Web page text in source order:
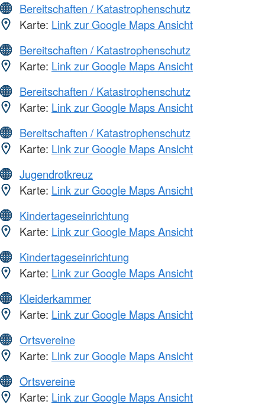
Bereitschaften / Katastrophenschutz
Karte: Link zur Google Maps Ansicht
Bereitschaften / Katastrophenschutz
Karte: Link zur Google Maps Ansicht
Bereitschaften / Katastrophenschutz
Karte: Link zur Google Maps Ansicht
Bereitschaften / Katastrophenschutz
Karte: Link zur Google Maps Ansicht
Jugendrotkreuz
Karte: Link zur Google Maps Ansicht
Kindertageseinrichtung
Karte: Link zur Google Maps Ansicht
Kindertageseinrichtung
Karte: Link zur Google Maps Ansicht
Kleiderkammer
Karte: Link zur Google Maps Ansicht
Ortsvereine
Karte: Link zur Google Maps Ansicht
Ortsvereine
Karte: Link zur Google Maps Ansicht